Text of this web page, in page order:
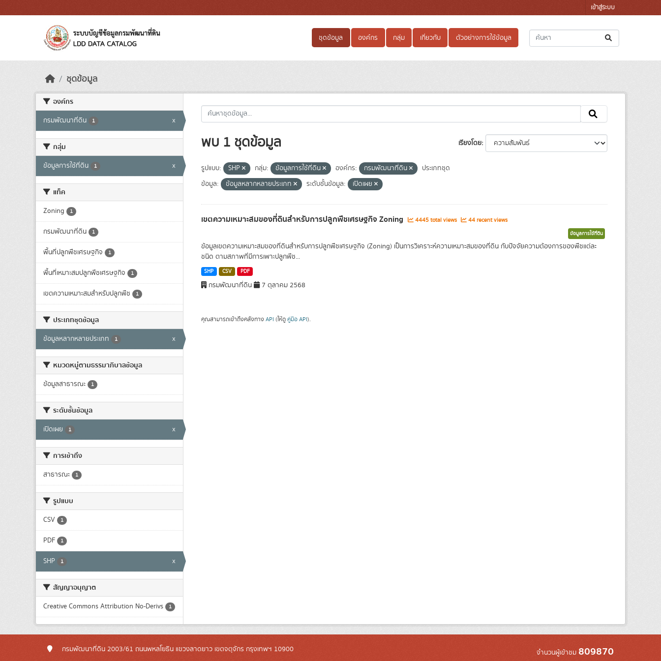
เข้าสู่ระบบ
ชุดข้อมูล องค์กร กลุ่ม เกี่ยวกับ ตัวอย่างการใช้ข้อมูล
ชุดข้อมูล
องค์กร
กรมพัฒนาที่ดิน 1 x
กลุ่ม
ข้อมูลการใช้ที่ดิน 1 x
แท็ค
Zoning 1
กรมพัฒนาที่ดิน 1
พื้นที่ปลูกพืชเศรษฐกิจ 1
พื้นที่เหมาะสมปลูกพืชเศรษฐกิจ 1
เขตความเหมาะสมสำหรับปลูกพืช 1
ประเภทชุดข้อมูล
ข้อมูลหลากหลายประเภท 1 x
หมวดหมู่ตามธรรมาภิบาลข้อมูล
ข้อมูลสาธารณะ 1
ระดับชั้นข้อมูล
เปิดเผย 1 x
การเข้าถึง
สาธารณะ 1
รูปแบบ
CSV 1
PDF 1
SHP 1 x
สัญญาอนุญาต
Creative Commons Attribution No-Derivs 1
เรียงโดย
พบ 1 ชุดข้อมูล
รูปแบบ: SHP กลุ่ม: ข้อมูลการใช้ที่ดิน องค์กร: กรมพัฒนาที่ดิน
ประเภทชุด
ข้อมูล:
ข้อมูลหลากหลายประเภท ระดับชั้นข้อมูล: เปิดเผย
เขตความเหมาะสมของที่ดินสำหรับการปลูกพืชเศรษฐกิจ Zoning 4445 total views 44 recent views
ข้อมูลการใช้ที่ดิน
ข้อมูลเขตความเหมาะสมของที่ดินสำหรับการปลูกพืชเศรษฐกิจ (Zoning) เป็นการวิเคราะห์ความเหมาะสมของที่ดิน กับปัจจัยความต้องการของพืชแต่ละ
ชนิด ตามสภาพที่มีการเพาะปลูกพืช...
SHP CSV PDF
กรมพัฒนาที่ดิน 7 ตุลาคม 2568
คุณสามารถเข้าถึงคลังทาง API (ให้ดู คู่มือ API).
กรมพัฒนาที่ดิน 2003/61 ถนนพหลโยธิน แขวงลาดยาว เขตจตุจักร กรุงเทพฯ 10900 จำนวนผู้เข้าชม 809870